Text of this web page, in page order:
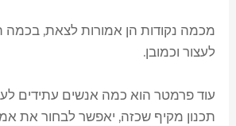
מכמה נקודות הן אמורות לצאת, בכמה
לעצור וכמובן.
עוד פרמטר הוא כמה אנשים עתידים
תכנון מקיף שכזה, יאפשר לבחור את